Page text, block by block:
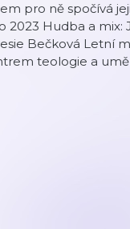
pro ně spočívá
Hudba a mix:
Bečková Letní
teologie a